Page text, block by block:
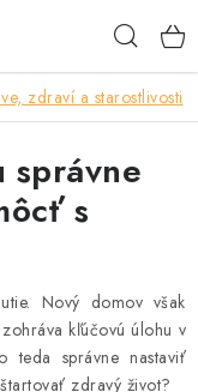
zdraví a starostlivosti
správne
s
Nový domov však
kľúčovú úlohu v
teda správne nastaviť
zdravý život?